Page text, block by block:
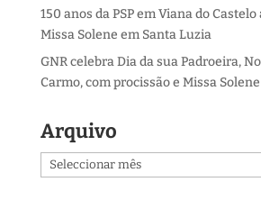
150 anos da PSP em Viana do
Missa Solene em Santa Luzia
GNR celebra Dia da sua Padroeira,
Carmo, com procissão e Missa
Arquivo
Arquivo